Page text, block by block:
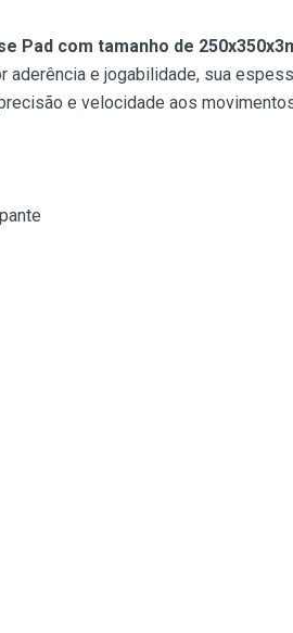
Pad com tamanho de
aderência e jogabilidade, sua
e velocidade aos